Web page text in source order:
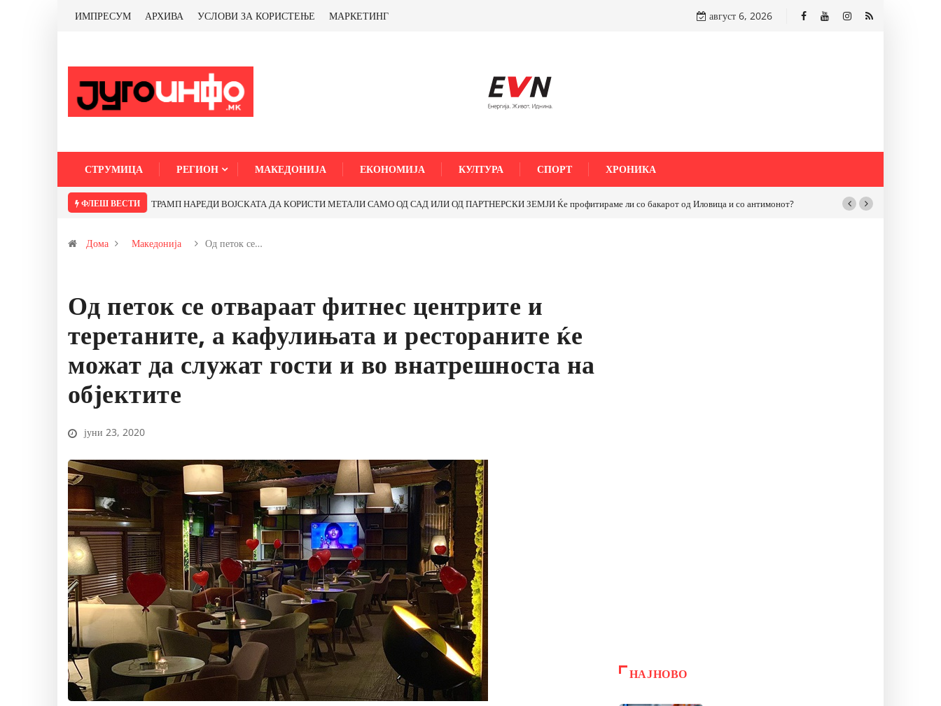
ИМПРЕСУМ АРХИВА УСЛОВИ ЗА КОРИСТЕЊЕ МАРКЕТИНГ август 6, 2026
СТРУМИЦА РЕГИОН МАКЕДОНИЈА ЕКОНОМИЈА КУЛТУРА СПОРТ ХРОНИКА
ФЛЕШ ВЕСТИ ТРАМП НАРЕДИ ВОЈСКАТА ДА КОРИСТИ МЕТАЛИ САМО ОД САД ИЛИ ОД ПАРТНЕРСКИ ЗЕМЈИ Ќе профитираме ли со бакарот од Иловица и со антимонот? Почнува реконструкцијата на
Дома Македонија Од петок се…
Од петок се отвараат фитнес центрите и
теретаните, а кафулињата и рестораните ќе
можат да служат гости и во внатрешноста на
објектите
јуни 23, 2020
НАЈНОВО